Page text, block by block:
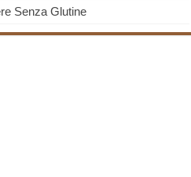
Senza Glutine